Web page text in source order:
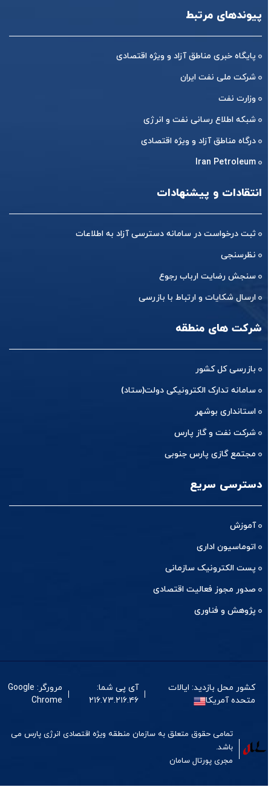
پیوندهای مرتبط
پایگاه خبری مناطق آزاد و ویژه اقتصادی
شرکت ملی نفت ایران
وزارت نفت
شبکه اطلاع رسانی نفت و انرژی
درگاه مناطق آزاد و ویژه اقتصادی
Iran Petroleum
انتقادات و پیشنهادات
ثبت درخواست در سامانه دسترسی آزاد به اطلاعات
نظرسنجی
سنجش رضایت ارباب رجوع
ارسال شکایات و ارتباط با بازرسی
شرکت های منطقه
بازرسی کل کشور
سامانه تدارک الکترونیکی دولت(ستاد)
استانداری بوشهر
شرکت نفت و گاز پارس
مجتمع گازی پارس جنوبی
دسترسی سریع
آموزش
اتوماسیون اداری
پست الکترونیک سازمانی
صدور مجوز فعالیت اقتصادی
پژوهش و فناوری
کشور محل بازدید: ایالات
متحده آمریکا
آی پی شما:
۲۱۶.۷۳.۲۱۶.۴۶
مرورگر: Google
Chrome
تمامی حقوق متعلق به سازمان منطقه ویژه اقتصادی انرژی پارس می
باشد.
مجری پورتال سامان